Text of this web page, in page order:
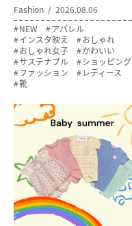
Fashion
2026.08.06
NEW
アパレル
インスタ映え
おしゃれ
おしゃれ女子
かわいい
サステナブル
ショッピング
ファッション
レディース
靴